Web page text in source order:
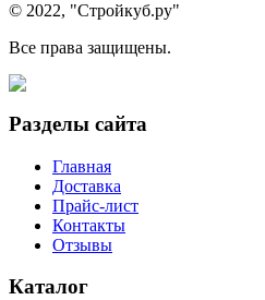
© 2022, "Стройкуб.ру"
Все права защищены.
Разделы сайта
Главная
Доставка
Прайс-лист
Контакты
Отзывы
Каталог